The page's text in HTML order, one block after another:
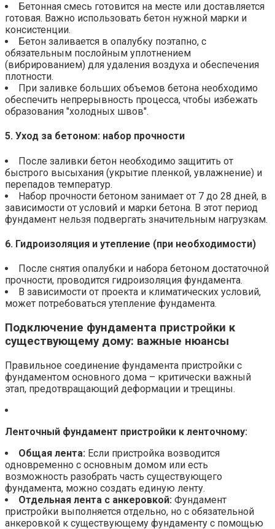
Бетонная смесь готовится на месте или доставляется
готовая. Важно использовать бетон нужной марки и
консистенции.
Бетон заливается в опалубку поэтапно, с
обязательным послойным уплотнением
(вибрированием) для удаления воздуха и обеспечения
плотности.
При заливке больших объемов бетона необходимо
обеспечить непрерывность процесса, чтобы избежать
образования "холодных швов".
5. Уход за бетоном: набор прочности
После заливки бетон необходимо защитить от
быстрого высыхания (укрытие пленкой, увлажнение) и
перепадов температур.
Набор прочности бетоном занимает от 7 до 28 дней, в
зависимости от условий и марки бетона. В этот период
фундамент нельзя подвергать значительным нагрузкам.
6. Гидроизоляция и утепление (при необходимости)
После снятия опалубки и набора бетоном достаточной
прочности, проводится гидроизоляция фундамента.
В зависимости от проекта и климатических условий,
может потребоваться утепление фундамента.
Подключение фундамента пристройки к
существующему дому: важные нюансы
Правильное соединение фундамента пристройки с
фундаментом основного дома – критически важный
этап, предотвращающий деформации и трещины.
Ленточный фундамент пристройки к ленточному:
Общая лента: Если пристройка возводится
одновременно с основным домом или есть
возможность разобрать часть существующего
фундамента, можно создать единую ленту.
Отдельная лента с анкеровкой: Фундамент
пристройки выполняется отдельно, но с обязательной
анкеровкой к существующему фундаменту с помощью